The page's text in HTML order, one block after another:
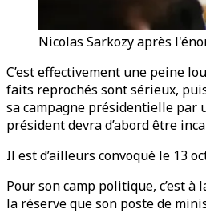
Nicolas Sarkozy après
C’est effectivement une peine
faits reprochés sont sérieux,
sa campagne présidentielle par
président devra d’abord être
Il est d’ailleurs convoqué le 13
Pour son camp politique, c’est
la réserve que son poste de